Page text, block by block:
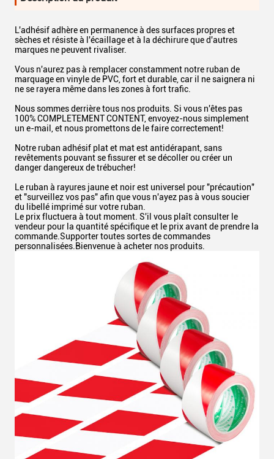
L'adhésif adhère en permanence à des surfaces propres et
sèches et résiste à l'écaillage et à la déchirure que d'autres
marques ne peuvent rivaliser.
Vous n'aurez pas à remplacer constamment notre ruban de
marquage en vinyle de PVC, fort et durable, car il ne saignera ni
ne se rayera même dans les zones à fort trafic.
Nous sommes derrière tous nos produits. Si vous n'êtes pas
100% COMPLETEMENT CONTENT, envoyez-nous simplement
un e-mail, et nous promettons de le faire correctement!
Notre ruban adhésif plat et mat est antidérapant, sans
revêtements pouvant se fissurer et se décoller ou créer un
danger dangereux de trébucher!
Le ruban à rayures jaune et noir est universel pour "précaution"
et "surveillez vos pas" afin que vous n'ayez pas à vous soucier
du libellé imprimé sur votre ruban.
Le prix fluctuera à tout moment. S'il vous plaît consulter le
vendeur pour la quantité spécifique et le prix avant de prendre la
commande.Supporter toutes sortes de commandes
personnalisées.Bienvenue à acheter nos produits.